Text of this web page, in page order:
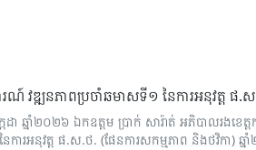
ណ៍ វឌ្ឍនភាពប្រចាំឆមាសទី១ នៃការអនុវត្ត ផ.
កដា ឆ្នាំ២០២៦ ឯកឧត្ដម ប្រាក់ សារ៉ាត់ អភិបាលរងខ
ារអនុវត្ត ផ.ស.ថ. (ផែនការសកម្មភាព និងថវិកា) ឆ្